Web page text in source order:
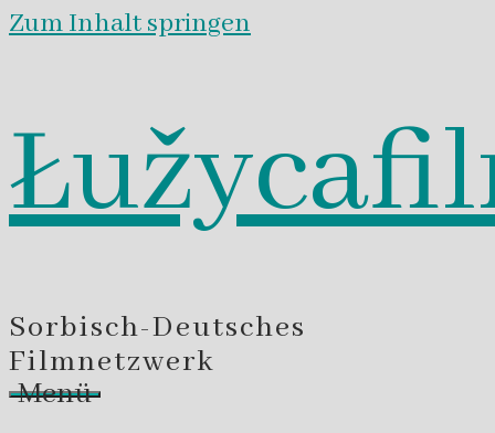
Zum Inhalt springen
Sorbisch-Deutsches
Filmnetzwerk
Menü